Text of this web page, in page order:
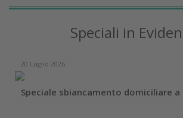
Speciali in
20 Luglio 2026
Speciale sbiancamento domiciliare a